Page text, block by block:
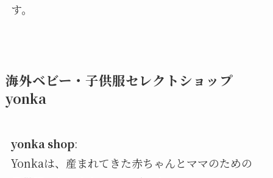
す。
海外ベビー・子供服セレクトショップ
yonka
yonka shop:
Yonkaは、産まれてきた赤ちゃんとママのための